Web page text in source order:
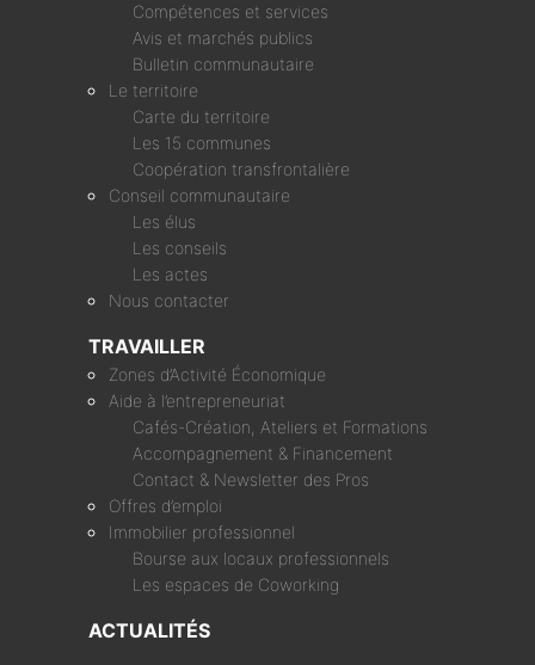
Compétences et services
Avis et marchés publics
Bulletin communautaire
Le territoire
Carte du territoire
Les 15 communes
Coopération transfrontalière
Conseil communautaire
Les élus
Les conseils
Les actes
Nous contacter
TRAVAILLER
Zones d’Activité Économique
Aide à l’entrepreneuriat
Cafés-Création, Ateliers et Formations
Accompagnement & Financement
Contact & Newsletter des Pros
Offres d’emploi
Immobilier professionnel
Bourse aux locaux professionnels
Les espaces de Coworking
ACTUALITÉS